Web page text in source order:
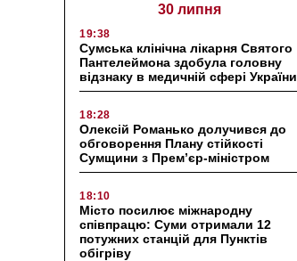
30 липня
19:38
Сумська клінічна лікарня Святого
Пантелеймона здобула головну
відзнаку в медичній сфері України
18:28
Олексій Романько долучився до
обговорення Плану стійкості
Сумщини з Прем’єр-міністром
18:10
Місто посилює міжнародну
співпрацю: Суми отримали 12
потужних станцій для Пунктів
обігріву